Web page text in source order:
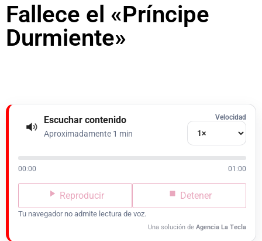
Fallece el «Príncipe
Durmiente»
Escuchar contenido
Aproximadamente 1 min
Velocidad
00:00 01:00
Reproducir Detener
Tu navegador no admite lectura de voz.
Una solución de Agencia La Tecla